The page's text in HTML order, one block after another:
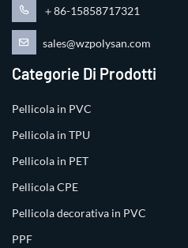
＋86-15858717321
sales@wzpolysan.com
Categorie Di Prodotti
Pellicola in PVC
Pellicola in TPU
Pellicola in PET
Pellicola CPE
Pellicola decorativa in PVC
PPF